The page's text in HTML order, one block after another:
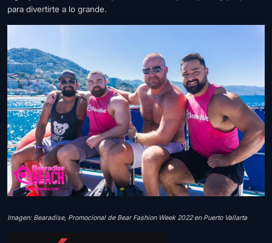
para divertirte a lo grande.
Imagen: Bearadise, Promocional de Bear Fashion Week 2022 en Puerto Vallarta